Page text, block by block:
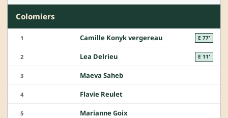
Colomiers
1 Camille Konyk vergereau E 77'
2 Lea Delrieu E 11'
3 Maeva Saheb
4 Flavie Reulet
5 Marianne Goix